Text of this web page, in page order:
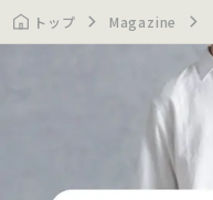
トップ Magazine